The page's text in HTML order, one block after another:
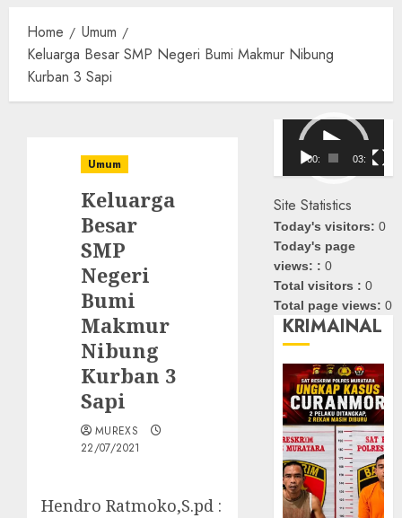
Home
Umum
Keluarga Besar SMP Negeri Bumi Makmur Nibung
Kurban 3 Sapi
Umum
Keluarga
Besar
SMP
Negeri
Bumi
Makmur
Nibung
Kurban 3
Sapi
MUREXS
22/07/2021
Hendro Ratmoko,S.pd :
Pemutar
Video
00:00 03:08
Site Statistics
Today's visitors:0
Today's page
views: :0
Total visitors :0
Total page views:0
KRIMAINAL